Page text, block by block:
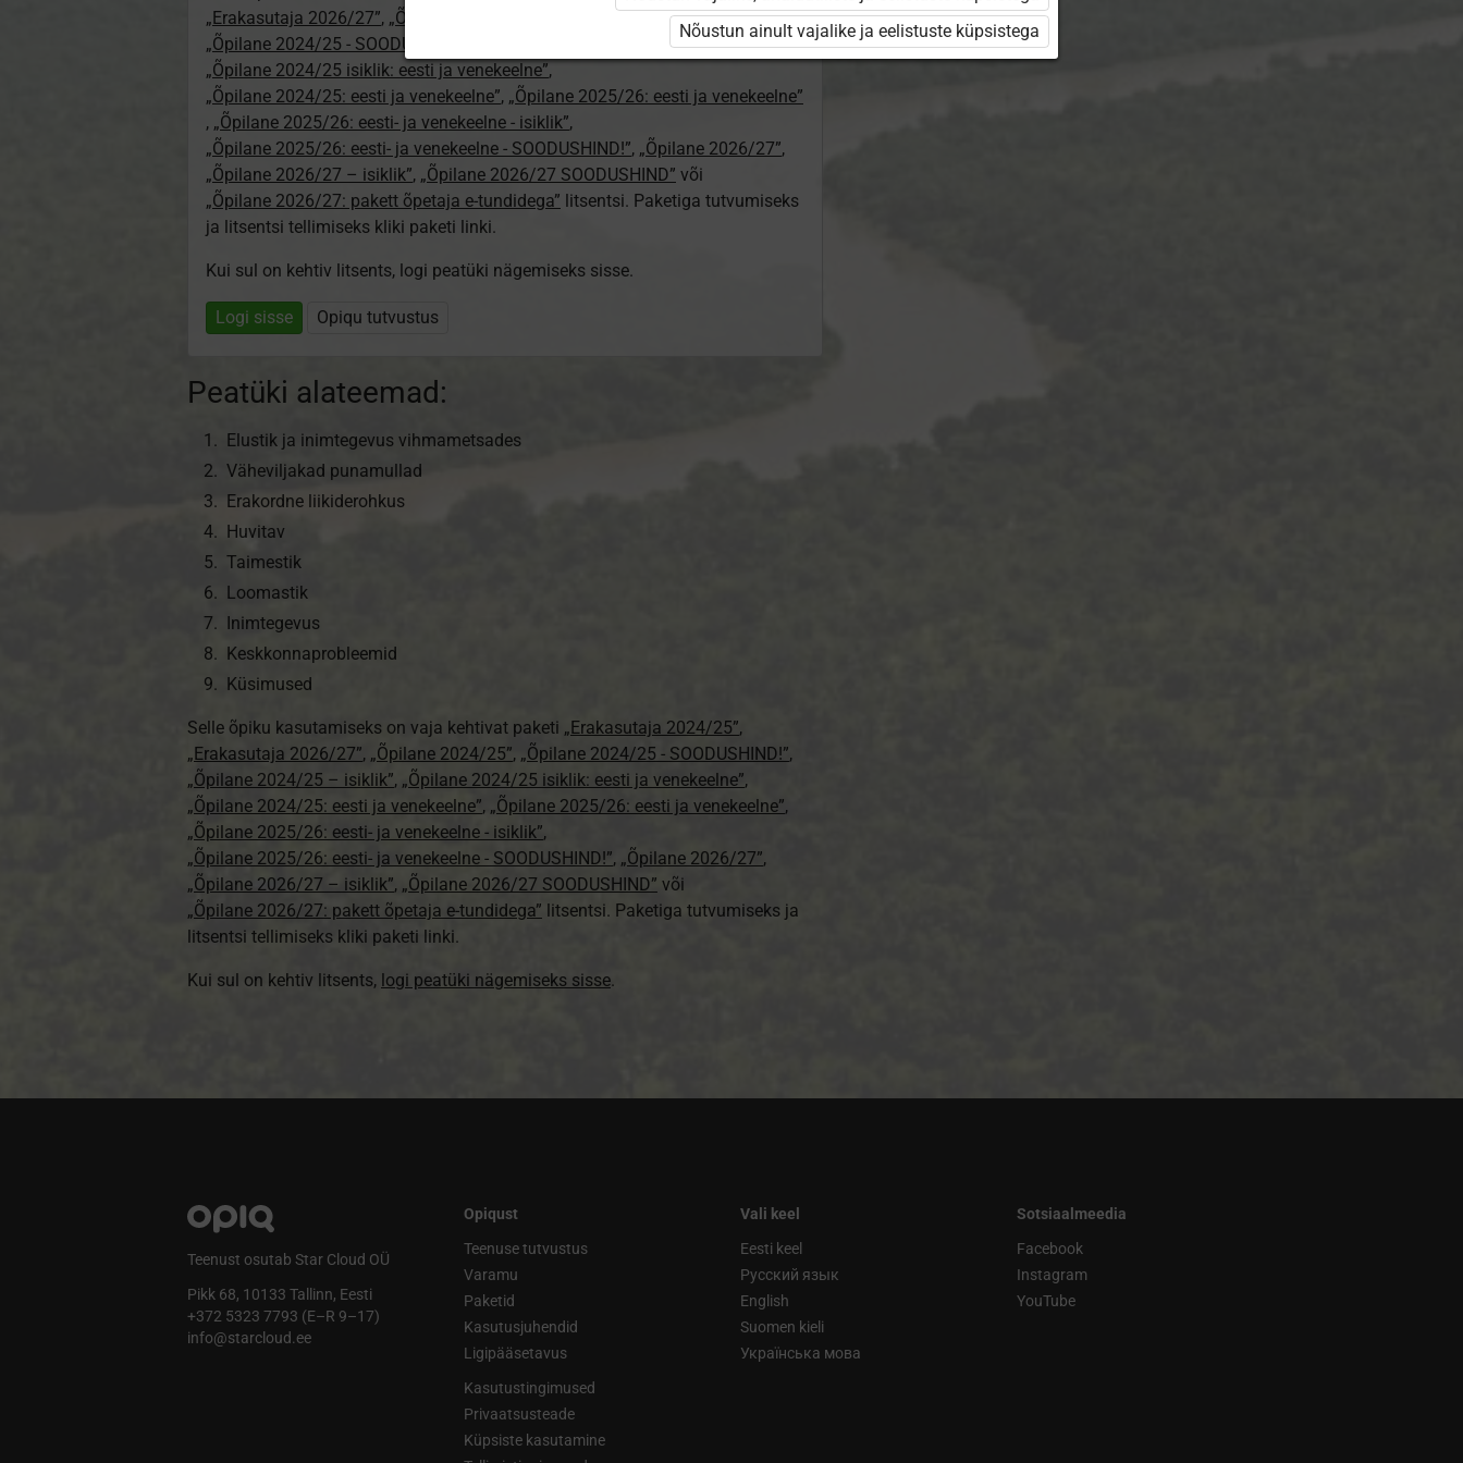
„Erakasutaja 2026/27”, „Õpilane 2024/25”
„Õpilane 2024/25 - SOODUSHIND!”
„Õpilane 2024/25 – isiklik”,
„Õpilane 2024/25 isiklik: eesti ja venekeelne”,
„Õpilane 2024/25: eesti ja venekeelne”, „Õpilane 2025/26: eesti ja venekeelne”
, „Õpilane 2025/26: eesti- ja venekeelne - isiklik”,
„Õpilane 2025/26: eesti- ja venekeelne - SOODUSHIND!”, „Õpilane 2026/27”,
„Õpilane 2026/27 – isiklik”, „Õpilane 2026/27 SOODUSHIND” või
„Õpilane 2026/27: pakett õpetaja e-tundidega” litsentsi. Paketiga tutvumiseks
ja litsentsi tellimiseks kliki paketi linki.
Kui sul on kehtiv litsents, logi peatüki nägemiseks sisse.
Logi sisse Opiqu tutvustus
Peatüki alateemad:
Elustik ja inimtegevus vihmametsades
Väheviljakad punamullad
Erakordne liikiderohkus
Huvitav
Taimestik
Loomastik
Inimtegevus
Keskkonna­probleemid
Küsimused
Selle õpiku kasutamiseks on vaja kehtivat paketi „Erakasutaja 2024/25”,
„Erakasutaja 2026/27”, „Õpilane 2024/25”, „Õpilane 2024/25 - SOODUSHIND!”,
„Õpilane 2024/25 – isiklik”, „Õpilane 2024/25 isiklik: eesti ja venekeelne”,
„Õpilane 2024/25: eesti ja venekeelne”, „Õpilane 2025/26: eesti ja venekeelne”,
„Õpilane 2025/26: eesti- ja venekeelne - isiklik”,
„Õpilane 2025/26: eesti- ja venekeelne - SOODUSHIND!”, „Õpilane 2026/27”,
„Õpilane 2026/27 – isiklik”, „Õpilane 2026/27 SOODUSHIND” või
„Õpilane 2026/27: pakett õpetaja e-tundidega” litsentsi. Paketiga tutvumiseks ja
litsentsi tellimiseks kliki paketi linki.
Kui sul on kehtiv litsents, logi peatüki nägemiseks sisse.
Teenust osutab Star Cloud OÜ
Pikk 68, 10133 Tallinn, Eesti
+372 5323 7793 (E–R 9–17)
info@starcloud.ee
Opiqust
Teenuse tutvustus
Varamu
Paketid
Kasutusjuhendid
Ligipääsetavus
Kasutustingimused
Privaatsusteade
Küpsiste kasutamine
Vali keel
Eesti keel
Русский язык
English
Suomen kieli
Українська мова
Sotsiaalmeedia
Facebook
Instagram
YouTube
Nõustun ainult vajalike ja eelistuste küpsistega